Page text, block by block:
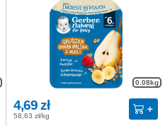
0.08kg
4,69 zł
58,63 zł/kg